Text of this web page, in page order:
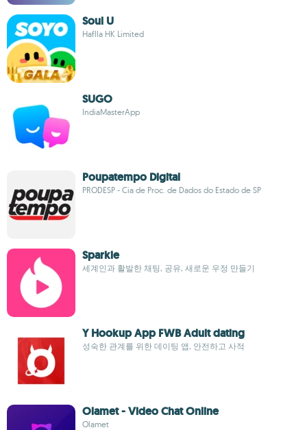
Soul U
Haflla HK Limited
SUGO
IndiaMasterApp
Poupatempo Digital
PRODESP - Cia de Proc. de Dados do Estado de SP
Sparkle
세계인과 활발한 채팅, 공유, 새로운 우정 만들기
Y Hookup App FWB Adult dating
성숙한 관계를 위한 데이팅 앱, 안전하고 사적
Olamet - Video Chat Online
Olamet